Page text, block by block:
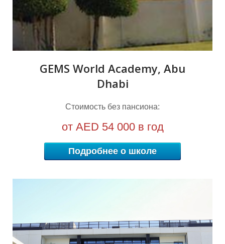
GEMS World Academy, Abu
Dhabi
Стоимость без пансиона:
от AED 54 000 в год
Подробнее о школе